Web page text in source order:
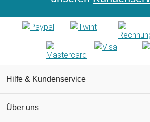
Hilfe & Kundenservice
Über uns